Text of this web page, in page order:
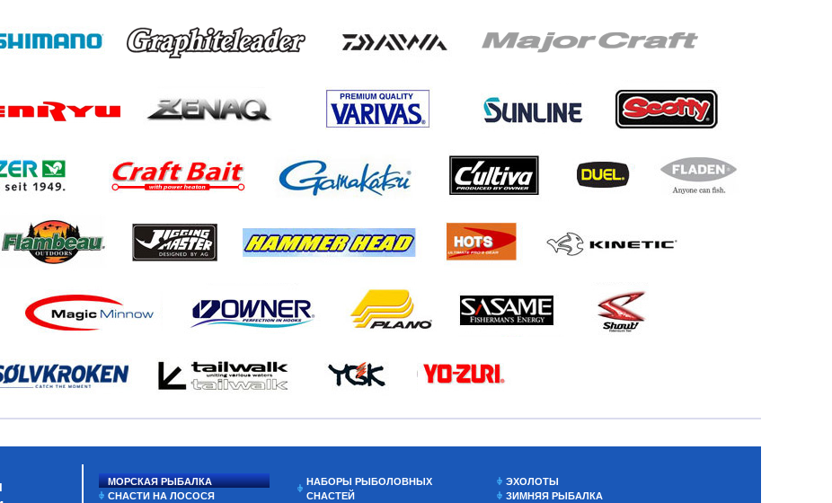
МОРСКАЯ РЫБАЛКА
СНАСТИ НА ЛОСОСЯ
НАБОРЫ РЫБОЛОВНЫХ
СНАСТЕЙ
ЭХОЛОТЫ
ЗИМНЯЯ РЫБАЛКА